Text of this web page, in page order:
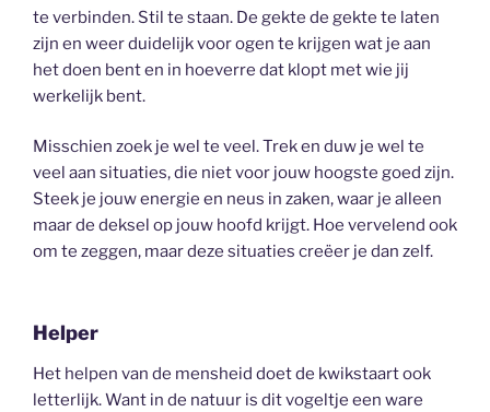
te verbinden. Stil te staan. De gekte de gekte te laten
zijn en weer duidelijk voor ogen te krijgen wat je aan
het doen bent en in hoeverre dat klopt met wie jij
werkelijk bent.
Misschien zoek je wel te veel. Trek en duw je wel te
veel aan situaties, die niet voor jouw hoogste goed zijn.
Steek je jouw energie en neus in zaken, waar je alleen
maar de deksel op jouw hoofd krijgt. Hoe vervelend ook
om te zeggen, maar deze situaties creëer je dan zelf.
Helper
Het helpen van de mensheid doet de kwikstaart ook
letterlijk. Want in de natuur is dit vogeltje een ware